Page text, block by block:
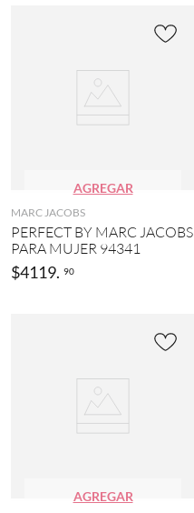
AGREGAR
MARC JACOBS
PERFECT BY MARC JACOBS
PARA MUJER 94341
$4119. 90
AGREGAR